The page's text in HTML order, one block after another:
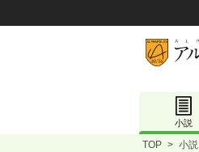
小説
TOP > 小説